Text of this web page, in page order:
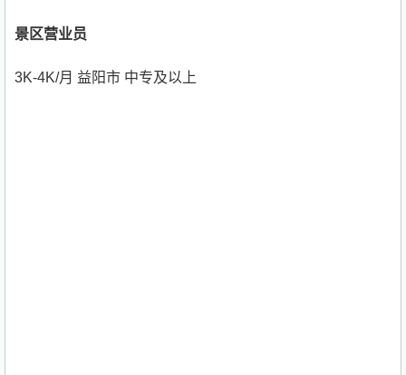
景区营业员
3K-4K/月 益阳市 中专及以上